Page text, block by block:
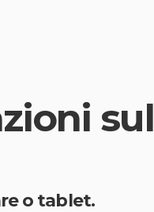
sul
o tablet.